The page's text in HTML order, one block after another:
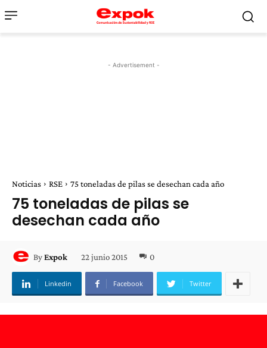
- Advertisement -
Noticias RSE 75 toneladas de pilas se desechan cada año
75 toneladas de pilas se
desechan cada año
ByExpok 22 junio 2015 0
Linkedin Facebook Twitter